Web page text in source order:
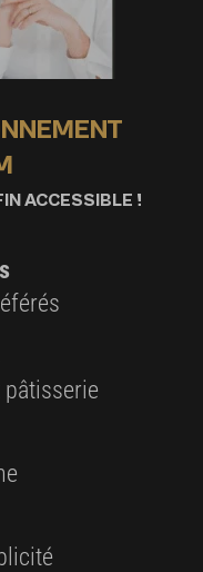
ACCESSIBLE !